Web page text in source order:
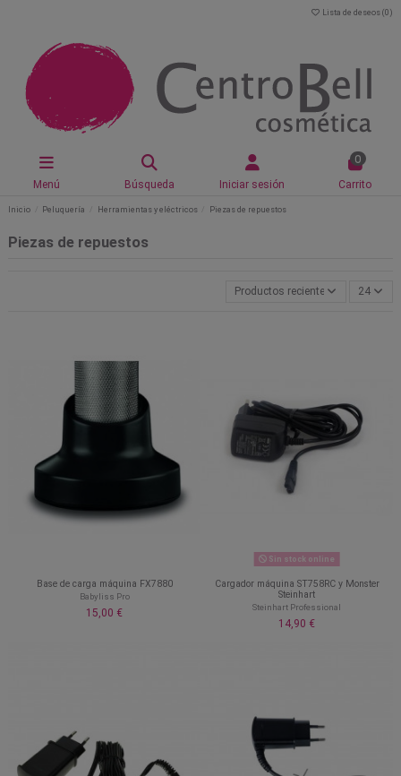
Lista de deseos (0 )
Menú Búsqueda Iniciar sesión
0
Carrito
Inicio Peluquería Herramientas y eléctricos Piezas de repuestos
Piezas de repuestos
Productos recientemente24
Base de carga máquina FX7880
Babyliss Pro
15,00 €
Sin stock online
Cargador máquina ST758RC y Monster
Steinhart
Steinhart Professional
14,90 €